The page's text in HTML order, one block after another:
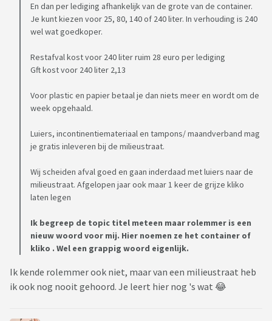
Waarop ik dacht: leuk onderwerp voor een topic!
5 ledigingen rekenen. Dat kan niet kloppen toch?
Bij was er trouwens keurig voor 1 lediging gerekend
En dan per lediging afhankelijk van de grote van de container.
Je kunt kiezen voor 25, 80, 140 of 240 liter. In verhouding is 240
wel wat goedkoper.
Restafval kost voor 240 liter ruim 28 euro per lediging
Gft kost voor 240 liter 2,13
Voor plastic en papier betaal je dan niets meer en wordt om de
week opgehaald.
Luiers, incontinentiemateriaal en tampons/ maandverband mag
je gratis inleveren bij de milieustraat.
Wij scheiden afval goed en gaan inderdaad met luiers naar de
milieustraat. Afgelopen jaar ook maar 1 keer de grijze kliko
laten legen
Ik begreep de topic titel meteen maar rolemmer is een
nieuw woord voor mij. Hier noemen ze het container of
kliko . Wel een grappig woord eigenlijk.
Ik kende rolemmer ook niet, maar van een milieustraat heb
ik ook nog nooit gehoord. Je leert hier nog 's wat 😂